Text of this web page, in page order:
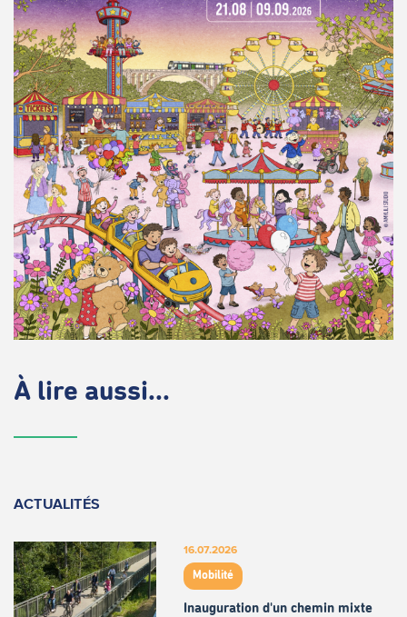
À lire aussi...
ACTUALITÉS
16.07.2026
Mobilité
Inauguration d'un chemin mixte